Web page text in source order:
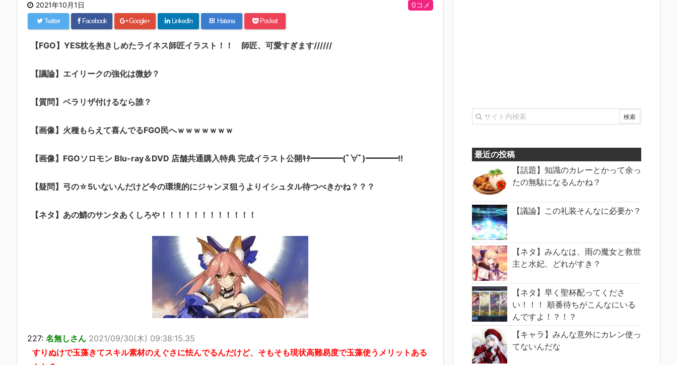
2021年10月1日 0コメ
Twitter Facebook Google+ LinkedIn B! Hatena Pocket
【FGO】YES枕を抱きしめたライネス師匠イラスト！！ 師匠、可愛すぎます//////
【議論】エイリークの強化は微妙？
【質問】ベラリザ付けるなら誰？
【画像】火種もらえて喜んでるFGO民へｗｗｗｗｗｗｗ
【画像】FGOソロモン Blu-ray＆DVD 店舗共通購入特典 完成イラスト公開ｷﾀ━━━━(ﾟ∀ﾟ)━━━━!!
【疑問】弓の☆5いないんだけど今の環境的にジャンヌ狙うよりイシュタル待つべきかね？？？
【ネタ】あの鯖のサンタあくしろや！！！！！！！！！！！！
227: 名無しさん 2021/09/30(木) 09:38:15.35
すりぬけで玉藻きてスキル素材のえぐさに怯んでるんだけど、そもそも現状高難易度で玉藻使うメリットある
最近の投稿
【話題】知識のカレーとかって余っ
たの無駄になるんかね？
【議論】この礼装そんなに必要か？
【ネタ】みんなは、雨の魔女と救世
主と水妃、どれがすき？
【ネタ】早く聖杯配ってくださ
い！！！ 順番待ちがこんなにいる
んですよ！？！？
【キャラ】みんな意外にカレン使っ
てないんだな